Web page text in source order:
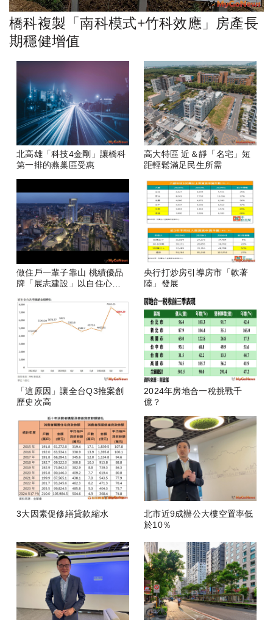
橋科複製「南科模式+竹科效應」房產長
期穩健增值
北高雄「科技4金剛」讓橋科
第一排的燕巢區受惠
高大特區 近＆靜「名宅」短
距輕鬆滿足民生所需
做住戶一輩子靠山 桃績優品
牌「展志建設」以自住心蓋
央行打炒房引導房市「軟著
陸」發展
「這原因」讓全台Q3推案創
歷史次高
2024年房地合一稅挑戰千
億？
3大因素促修繕貸款縮水
北市近9成辦公大樓空置率低
於10％